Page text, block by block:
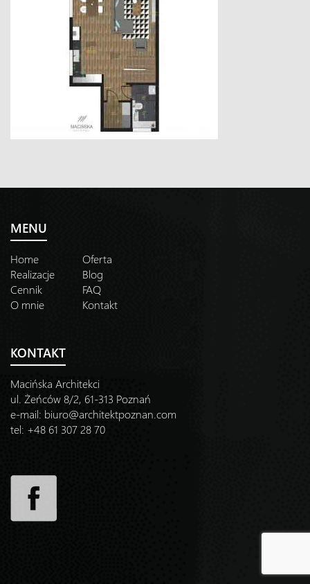
MENU
Home
Oferta
Realizacje
Blog
Cennik
FAQ
O mnie
Kontakt
KONTAKT
Macińska Architekci
ul. Żeńców 8/2, 61-313 Poznań
e-mail: biuro@architektpoznan.com
tel: +48 61 307 28 70